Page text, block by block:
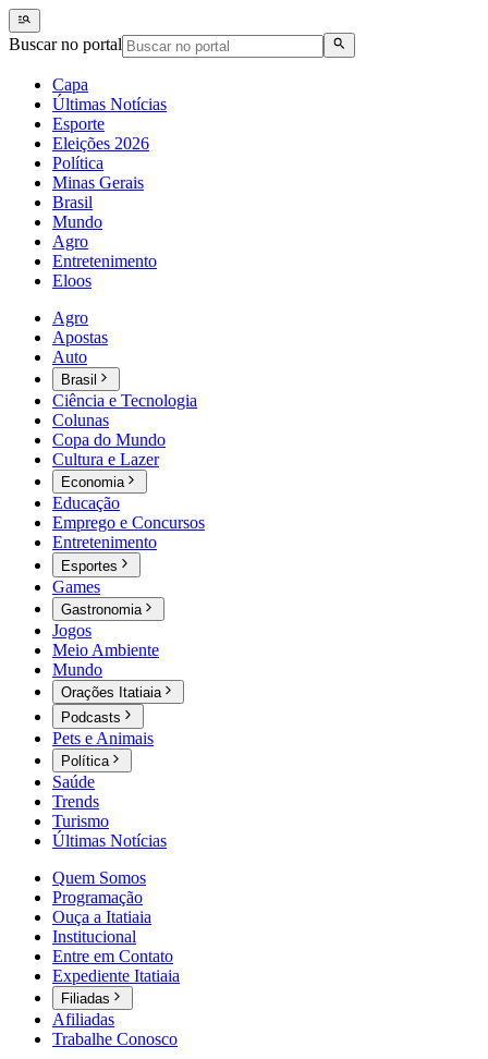
Buscar no portal
Capa
Últimas Notícias
Esporte
Eleições 2026
Política
Minas Gerais
Brasil
Mundo
Agro
Entretenimento
Eloos
Agro
Apostas
Auto
Brasil
Ciência e Tecnologia
Colunas
Copa do Mundo
Cultura e Lazer
Economia
Educação
Emprego e Concursos
Entretenimento
Esportes
Games
Gastronomia
Jogos
Meio Ambiente
Mundo
Orações Itatiaia
Podcasts
Pets e Animais
Política
Saúde
Trends
Turismo
Últimas Notícias
Quem Somos
Programação
Ouça a Itatiaia
Institucional
Entre em Contato
Expediente Itatiaia
Filiadas
Afiliadas
Trabalhe Conosco